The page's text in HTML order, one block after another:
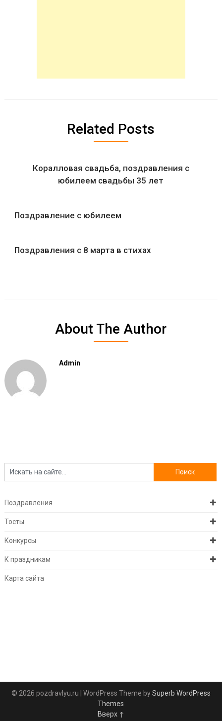
Related Posts
Коралловая свадьба, поздравления с
юбилеем свадьбы 35 лет
Поздравление с юбилеем
Поздравления с 8 марта в стихах
About The Author
Admin
Поздравления
Тосты
Конкурсы
К праздникам
Карта сайта
© 2026 pozdravlyu.ru | WordPress Theme bySuperb WordPress
Themes
Вверх ↑